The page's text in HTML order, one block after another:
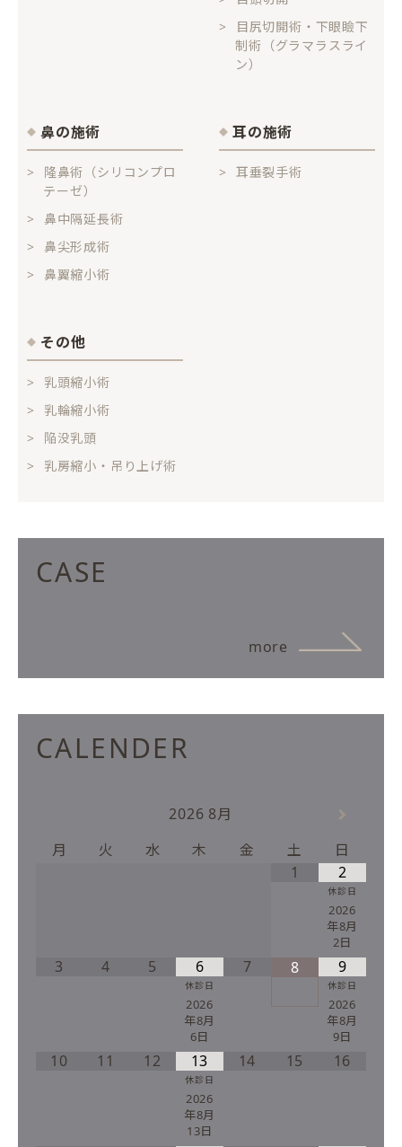
目尻切開術・下眼瞼下
制術（グラマラスライ
ン）
鼻の施術
隆鼻術（シリコンプロ
テーゼ）
鼻中隔延長術
鼻尖形成術
鼻翼縮小術
耳の施術
耳垂裂手術
その他
乳頭縮小術
乳輪縮小術
陥没乳頭
乳房縮小・吊り上げ術
CASE
more
CALENDER
2026 8月
月
火 水 木 金 土
日
1
2
休診日
2026
年8月
2日
3 4 5 6
休診日
2026
年8月
6日
7 8 9
休診日
2026
年8月
9日
10 11 12 13
休診日
2026
年8月
13日
14 15 16